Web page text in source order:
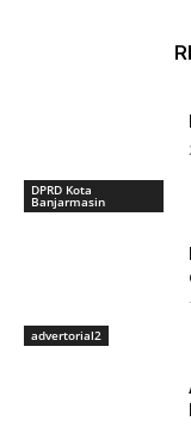
DPRD Kota
Banjarmasin
advertorial2